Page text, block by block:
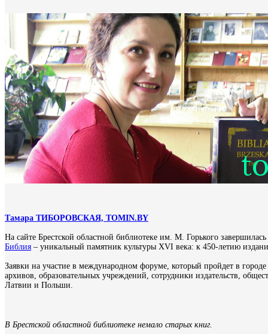
Тамара ТИБОРОВСКАЯ, TOMIN.BY
На сайте Брестской областной библиотеке им. М. Горького
Библия – уникальный памятник культуры ХVІ века: к 450-летию
Заявки на участие в международном форуме, который пройдет в
архивов, образовательных учреждений, сотрудники издательств,
Латвии и Польши.
В Брестской областной библиотеке немало старых книг.